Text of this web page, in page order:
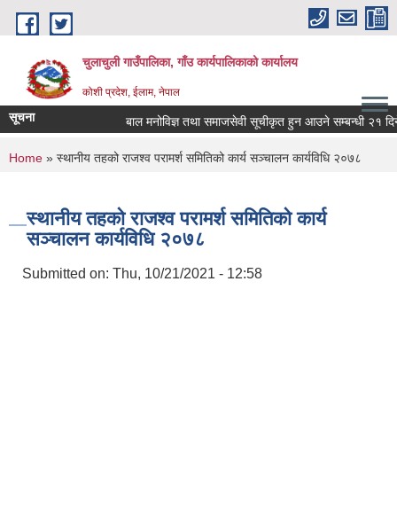
Skip to main content
चुलाचुली गाउँपालिका, गाँउ कार्यपालिकाको कार्यालय
कोशी प्रदेश, ईलाम, नेपाल
सूचना बाल मनोविज्ञ तथा समाजसेवी सूचीकृत हुन आउने सम्बन्धी २१ दिने
You are here
Home » स्थानीय तहको राजश्व परामर्श समितिको कार्य सञ्चालन कार्यविधि २०७८
स्थानीय तहको राजश्व परामर्श समितिको कार्य
सञ्चालन कार्यविधि २०७८
Submitted on: Thu, 10/21/2021 - 12:58